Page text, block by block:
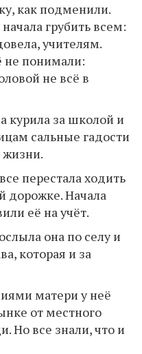
как подменили.
грубить всем:
учителям.
не понимали:
не всё в
курила за школой и
сальные гадости
жизни.
перестала ходить
дорожке. Начала
её на учёт.
она по селу и
которая и за
матери у неё
от местного
Но все знали, что и